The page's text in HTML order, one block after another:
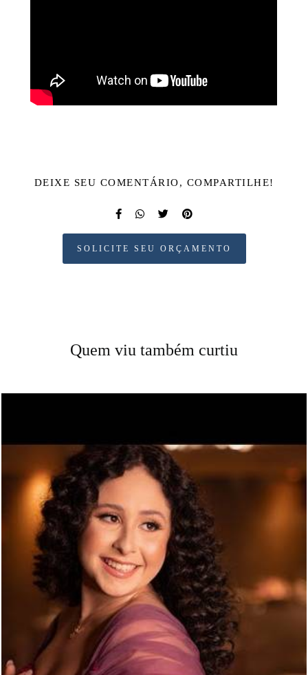
DEIXE SEU COMENTÁRIO, COMPARTILHE!
SOLICITE SEU ORÇAMENTO
Quem viu também curtiu
387 0